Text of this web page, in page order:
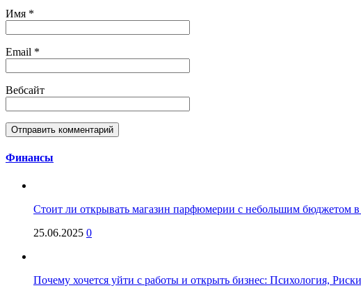
Имя *
Email *
Вебсайт
Финансы
Стоит ли открывать магазин парфюмерии с небольшим бюджетом
25.06.2025 0
Почему хочется уйти с работы и открыть бизнес: Психология,